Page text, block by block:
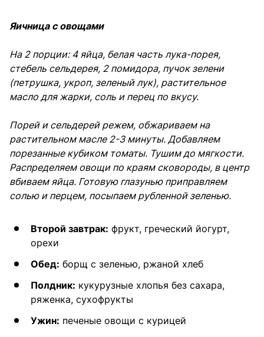
Яичница с овощами
На 2 порции: 4 яйца, белая часть лука-порея,
стебель сельдерея, 2 помидора, пучок зелени
(петрушка, укроп, зеленый лук), растительное
масло для жарки, соль и перец по вкусу.
Порей и сельдерей режем, обжариваем на
растительном масле 2-3 минуты. Добавляем
порезанные кубиком томаты. Тушим до мягкости.
Распределяем овощи по краям сковороды, в центр
вбиваем яйца. Готовую глазунью приправляем
солью и перцем, посыпаем рубленной зеленью.
Второй завтрак: фрукт, греческий йогурт,
орехи
Обед: борщ с зеленью, ржаной хлеб
Полдник: кукурузные хлопья без сахара,
ряженка, сухофрукты
Ужин: печеные овощи с курицей